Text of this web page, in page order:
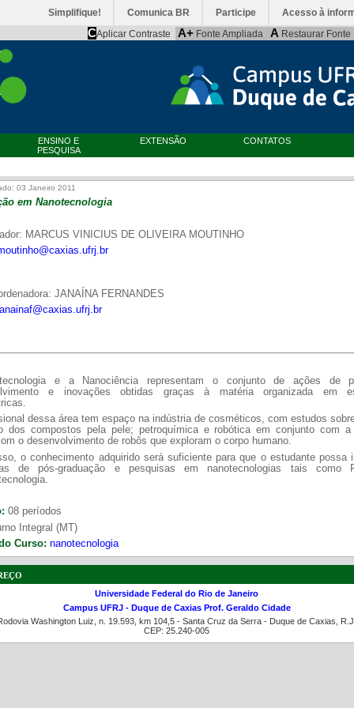
Simplifique! Comunica BR Participe Acesso à
CAplicar Contraste A+ Fonte Ampliada A Restaurar Fonte
ENSINO E
PESQUISA
EXTENSÃO CONTATOS
03 Janeiro 2011
em Nanotecnologia
MARCUS VINICIUS DE OLIVEIRA MOUTINHO
JANAÍNA FERNANDES
e a Nanociência representam o conjunto de ações de
e inovações obtidas graças à matéria organizada em
dessa área tem espaço na indústria de cosméticos, com estudos
dos compostos pela pele; petroquímica e robótica em conjunto com
o desenvolvimento de robôs que exploram o corpo humano.
o conhecimento adquirido será suficiente para que o estudante possa
de pós-graduação e pesquisas em nanotecnologias tais como
08 períodos
Integral (MT)
Curso: nanotecnologia
Universidade Federal do Rio de Janeiro
Campus UFRJ - Duque de Caxias Prof. Geraldo Cidade
Washington Luiz, n. 19.593, km 104,5 - Santa Cruz da Serra - Duque de Caxias,
CEP: 25.240-005
PR-7 Canal Youtube
https://www.youtube.com/channel/
de boas práticas